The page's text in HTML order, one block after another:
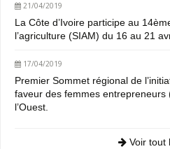
21/04/2019
La Côte d’Ivoire participe au
l’agriculture (SIAM) du 16 au 21
17/04/2019
Premier Sommet régional de
faveur des femmes entrepreneurs
l’Ouest.
Voir tout